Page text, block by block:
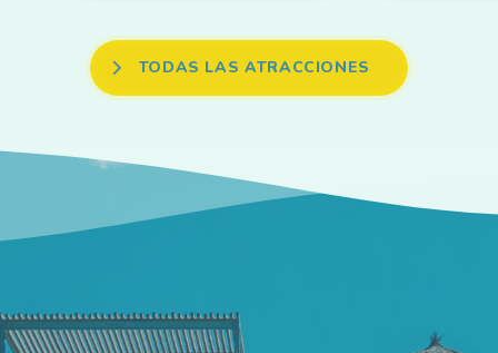
TODAS LAS ATRACCIONES